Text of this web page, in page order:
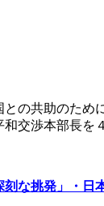
の共助のため
交渉本部長を
な挑発」・日